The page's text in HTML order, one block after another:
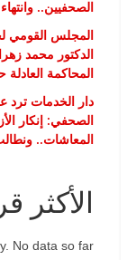
الصحفيين..
المجلس القومي
الدكتور محمد
المحاكمة
دار الخدمات ترد
الصحفي: إنكار
المعاشات..
الأكثر
No data so far.